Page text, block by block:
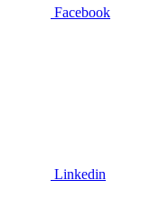
Facebook
Linkedin